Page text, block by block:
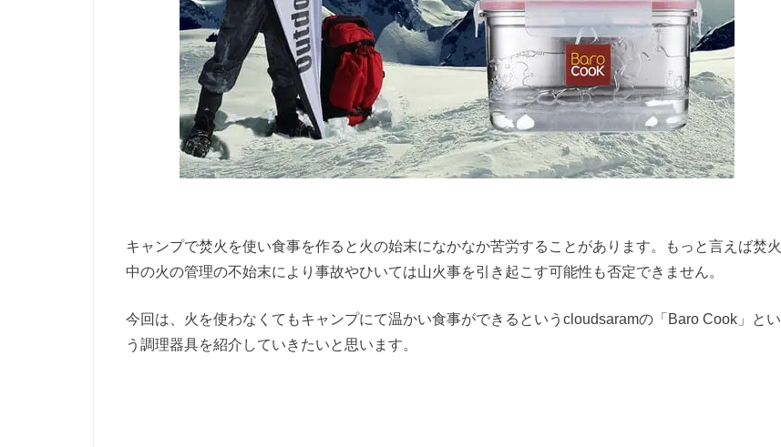
キャンプで焚火を使い食事を作ると火の始末になかなか苦労することがあります。もっと言えば焚火
中の火の管理の不始末により事故やひいては山火事を引き起こす可能性も否定できません。
今回は、火を使わなくてもキャンプにて温かい食事ができるというcloudsaramの「Baro Cook」とい
う調理器具を紹介していきたいと思います。